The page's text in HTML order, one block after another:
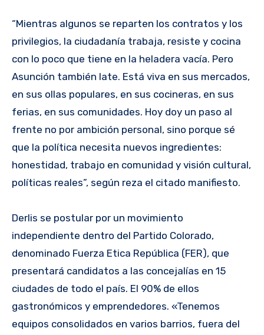
“Mientras algunos se reparten los contratos y los
privilegios, la ciudadanía trabaja, resiste y cocina
con lo poco que tiene en la heladera vacía. Pero
Asunción también late. Está viva en sus mercados,
en sus ollas populares, en sus cocineras, en sus
ferias, en sus comunidades. Hoy doy un paso al
frente no por ambición personal, sino porque sé
que la política necesita nuevos ingredientes:
honestidad, trabajo en comunidad y visión cultural,
políticas reales”, según reza el citado manifiesto.
Derlis se postular por un movimiento
independiente dentro del Partido Colorado,
denominado Fuerza Etica República (FER), que
presentará candidatos a las concejalías en 15
ciudades de todo el país. El 90% de ellos
gastronómicos y emprendedores. «Tenemos
equipos consolidados en varios barrios, fuera del